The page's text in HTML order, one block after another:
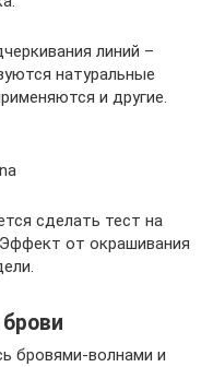
линий –
натуральные
и другие.
сделать тест на
Эффект от окрашивания
бровями-волнами и